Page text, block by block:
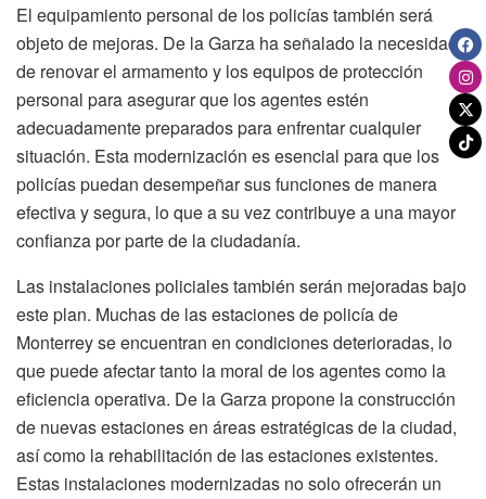
El equipamiento personal de los policías también será
objeto de mejoras. De la Garza ha señalado la necesidad
de renovar el armamento y los equipos de protección
personal para asegurar que los agentes estén
adecuadamente preparados para enfrentar cualquier
situación. Esta modernización es esencial para que los
policías puedan desempeñar sus funciones de manera
efectiva y segura, lo que a su vez contribuye a una mayor
confianza por parte de la ciudadanía.
Las instalaciones policiales también serán mejoradas bajo
este plan. Muchas de las estaciones de policía de
Monterrey se encuentran en condiciones deterioradas, lo
que puede afectar tanto la moral de los agentes como la
eficiencia operativa. De la Garza propone la construcción
de nuevas estaciones en áreas estratégicas de la ciudad,
así como la rehabilitación de las estaciones existentes.
Estas instalaciones modernizadas no solo ofrecerán un